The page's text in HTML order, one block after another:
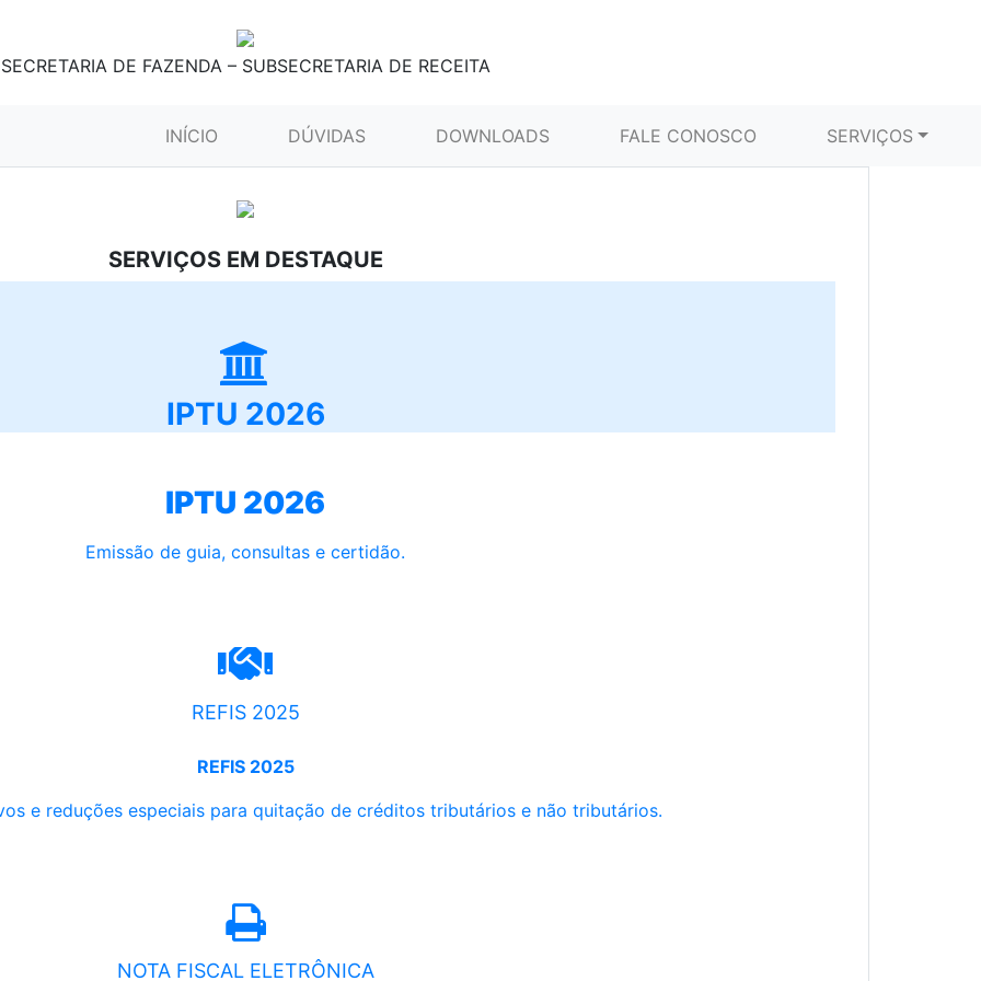
SECRETARIA DE FAZENDA – SUBSECRETARIA DE RECEITA
INÍCIO (CURRENT)DÚVIDAS DOWNLOADS FALE CONOSCO SERVIÇOS
SERVIÇOS EM DESTAQUE
IPTU 2026
IPTU 2026
Emissão de guia, consultas e certidão.
REFIS 2025
REFIS 2025
e reduções especiais para quitação de créditos tributários e não tributários.
NOTA FISCAL ELETRÔNICA